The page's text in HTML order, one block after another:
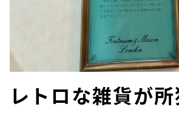
レトロな雑貨が